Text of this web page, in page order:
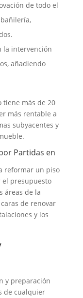
de todo el
la intervención
añadiendo
tiene más de 20
más rentable a
subyacentes y
Partidas en
reformar un piso
el presupuesto
áreas de la
de renovar
y los
y preparación
de cualquier